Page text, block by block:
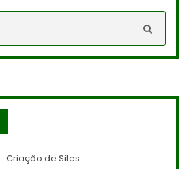
Criação de Sites